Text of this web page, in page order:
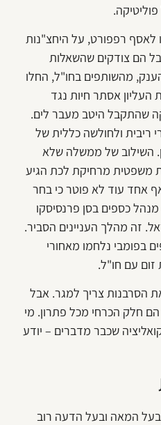
לאסף רפפורט, על היחצ"נות
הם צודקים שהשאלות
מהשותפים בחו"ל, החלו
העליון אסתר חיות נגד
שהתקבל היטב מעבר לים.
ריבית ולחולשה כללית של
השילוב של ממשלה שלא
משפטית מרחיקת לכת הגיע
אחד עוד לא פוטר כי בחר
כספים בסן פרנסיסקו
זה מהלך העניינים הסביר.
בפומבי נלחמו מאחורי
זום עם חו"ל.
הסרבנות צריך למגר. אבל
חלק הכרחי מכל פתרון. מי
שכבר מדברים – יודע
המאה ובעל הדעה רוב